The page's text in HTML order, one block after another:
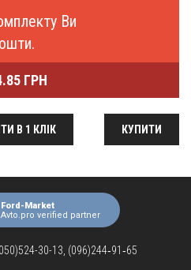
Ви
ГРН
КУПИТИ
В 1 КЛІК
Ford-Market
Avto.pro verified partner
30-13, (096)244‑91‑65